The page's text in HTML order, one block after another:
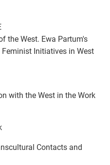
the West. Ewa Partum's
Initiatives in West
with the West in the Work
Contacts and